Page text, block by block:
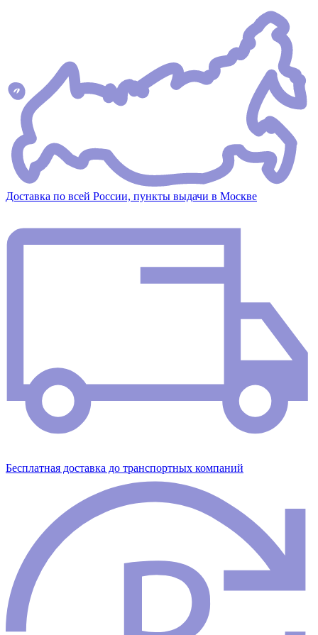
Доставка по всей России, пункты выдачи в Москве
Бесплатная доставка до транспортных компаний